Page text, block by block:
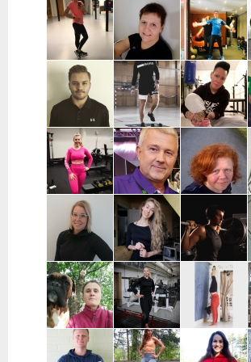
Noora Karme |
Espoo ja
Helsinki
Leppänen |
Pirkanmaa
Eeva Beckford
| Espoo ja
Leppävaara
Laura Raisio |
Kärkölä,
Hollola, Lahti,
Lammi
Teija Augustin
| Varsinais-
Suomi, Turku
Kari Timonen
| Lohja
Joni Vuopio |
Pääkaupunkiseutu
Luukas Tukia |
Helsinki
Heli Toro |
Riihimäki,
Hyvinkää,
Hausjärvi,
Loppi,
Janakkala
Charlotta
Grönberg |
Pääkaupunkiseutu
Stefan
Westerback |
Pääkaupunkiseutu
Eeva Nuutinen |
Pääkaupunkiseutu
ja Muu Suomi
Jenni Sukko |
Oulu
Elina Lepistö |
Pirkanmaa
Heidi Soikkeli
| Tampere
Kati Raittinen
| Turku, Raisio,
Jenna Hakala
| Turku ja
Leinimaa |